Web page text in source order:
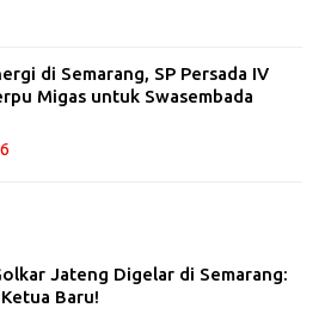
di Semarang, SP Persada IV
Migas untuk Swasembada
Jateng Digelar di Semarang:
Baru!